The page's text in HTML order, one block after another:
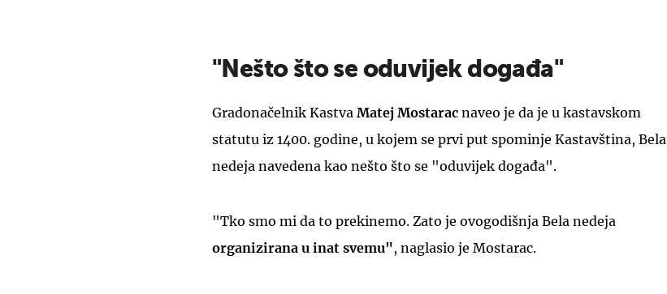
"Nešto što se oduvijek događa"
Gradonačelnik Kastva Matej Mostarac naveo je da je u kastavskom
statutu iz 1400. godine, u kojem se prvi put spominje Kastavština, Bela
nedeja navedena kao nešto što se "oduvijek događa".
"Tko smo mi da to prekinemo. Zato je ovogodišnja Bela nedeja
organizirana u inat svemu", naglasio je Mostarac.